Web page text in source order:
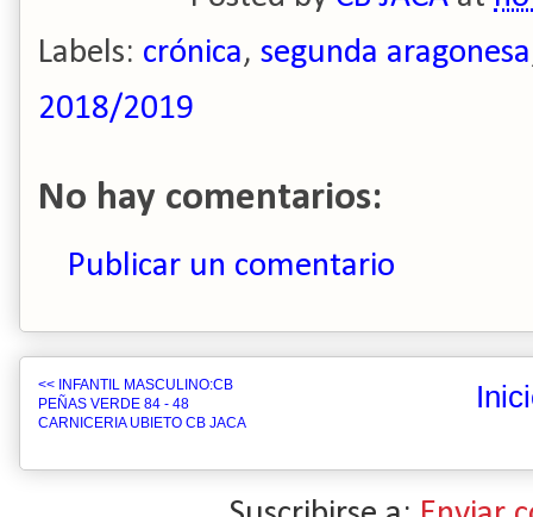
Labels: crónica, segunda aragonesa
2018/2019
No hay comentarios:
Publicar un comentario
<< INFANTIL MASCULINO:CB
PEÑAS VERDE 84 - 48
CARNICERIA UBIETO CB JACA